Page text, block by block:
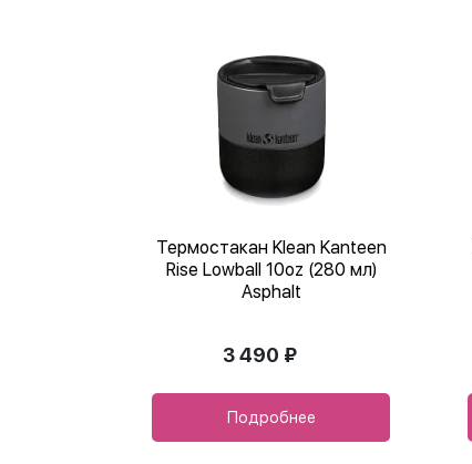
Термостакан Klean Kanteen
Rise Lowball 10oz (280 мл)
Asphalt
3 490 ₽
Подробнее